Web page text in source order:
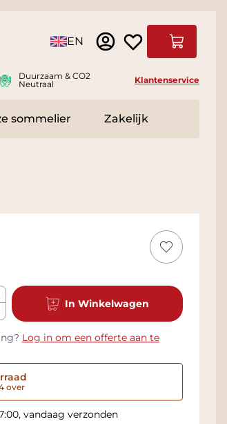
Taal EN
Duurzaam & CO2
Neutraal
Klantenservice
for Accessoires
sommelier Zakelijk
In Winkelwagen
Log in om een offerte aan te
over
vandaag verzonden